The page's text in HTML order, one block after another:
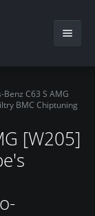
Benz C63 S AMG
BMC Chiptuning
[W205]